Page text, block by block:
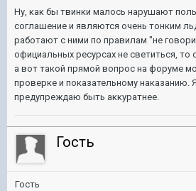
Ну, как бы твинки малось нарушают
соглашение и являются очень тонким
работают с ними по правилам "не
официальных ресурсах не светиться, то
а вот такой прямой вопрос на форуме
проверке и показательному наказанию.
предупреждаю быть аккуратнее.
Гость
Гость